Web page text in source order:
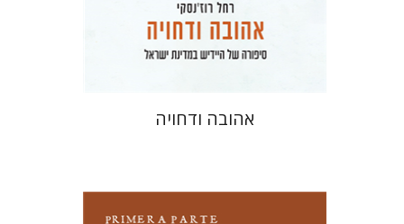
הנחת אתר ספר מודפס
$46
אהובה ודחויה